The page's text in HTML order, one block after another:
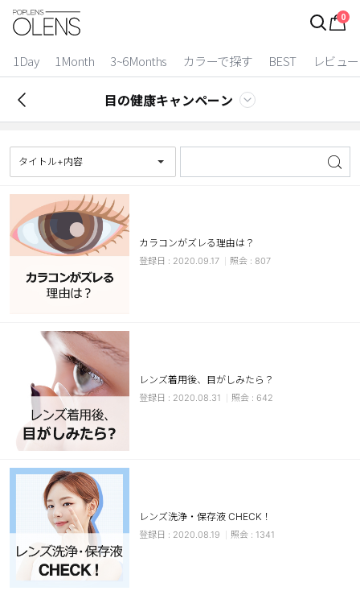
0
1Day 1Month 3~6Months カラーで探す BEST レビュー
ログイン
カラコン比較
今月限定特典
ベスト
カラコン
装着期間
1 Day
2 Weeks
1 Month
カラー
ブラウン
チョコ
グレー
ヘーゼル
ブルー
透明
ハロウィンカラコン
ケア用品
目の健康キャンペーン
タイトル+内容
カラコンがズレる理由は？
2020.09.17 807
レンズ着用後、目がしみたら？
2020.08.31 642
レンズ洗浄・保存液 CHECK！
2020.08.19 1341